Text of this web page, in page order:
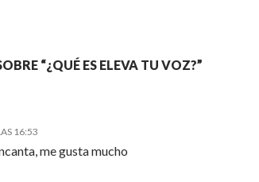
“¿QUÉ ES ELEVA TU VOZ?”
16:53
me gusta mucho